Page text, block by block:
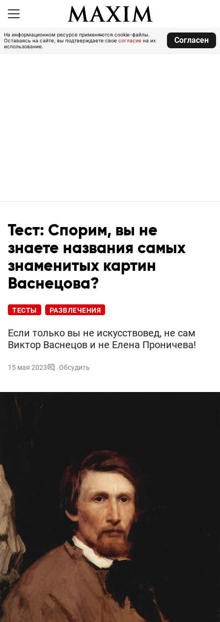
На информационном ресурсе применяются cookie-файлы.
Оставаясь на сайте, вы подтверждаете свое согласие на их
использование.
Согласен
Тест: Спорим, вы не
знаете названия самых
знаменитых картин
Васнецова?
ТЕСТЫ РАЗВЛЕЧЕНИЯ
Если только вы не искусствовед, не сам
Виктор Васнецов и не Елена Проничева!
15 мая 2023 Обсудить